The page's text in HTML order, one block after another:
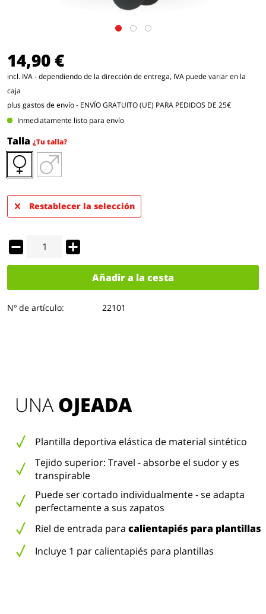
14,90 €
incl. IVA - dependiendo de la dirección de entrega, IVA puede variar en la
caja
plus gastos de envío- ENVÍO GRATUITO (UE) PARA PEDIDOS DE 25€
Inmediatamente listo para envío
Talla ¿Tu talla?
Restablecer la selección
Añadir a la cesta
Nº de artículo: 22101
UNA OJEADA
Plantilla deportiva elástica de material sintético
Tejido superior: Travel - absorbe el sudor y es
transpirable
Puede ser cortado individualmente - se adapta
perfectamente a sus zapatos
Riel de entrada para calientapiés para plantillas
Incluye 1 par calientapiés para plantillas